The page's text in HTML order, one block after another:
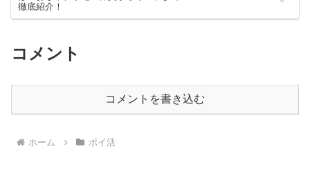
徹底紹介！
コメント
コメントを書き込む
ホーム ポイ活